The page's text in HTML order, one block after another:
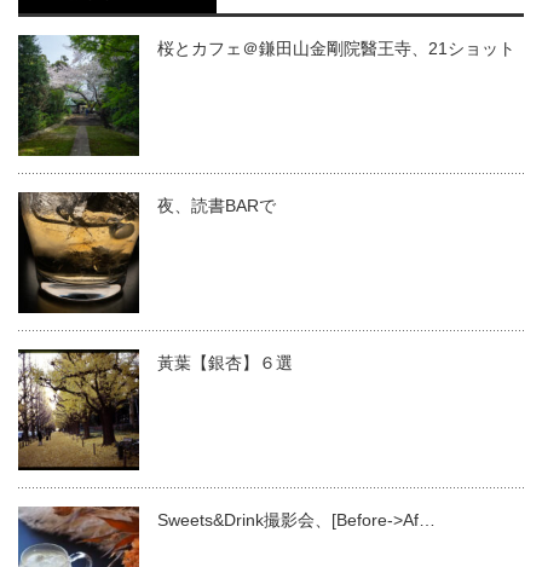
桜とカフェ＠鎌田山金剛院醫王寺、21ショット
夜、読書BARで
黃葉【銀杏】６選
Sweets&Drink撮影会、[Before->Af…